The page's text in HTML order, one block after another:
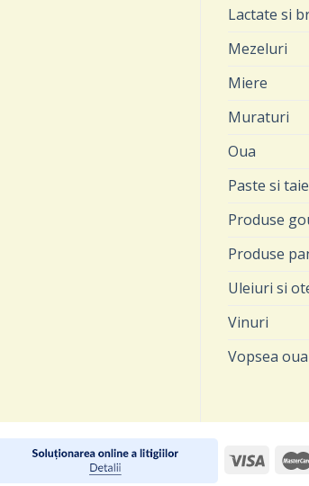
Lactate si
Mezeluri
Miere
Muraturi
Oua
Paste si
Produse
Produse
Uleiuri si
Vinuri
Vopsea oua
DIGESTIV( 20
ADAUGĂ ÎN COȘ